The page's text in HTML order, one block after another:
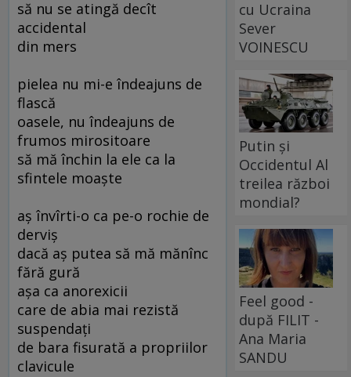
să nu se atingă decît
accidental
din mers
pielea nu mi-e îndeajuns de
flască
oasele, nu îndeajuns de
frumos mirositoare
să mă închin la ele ca la
sfintele moaşte
aş învîrti-o ca pe-o rochie de
derviş
dacă aş putea să mă mănînc
fără gură
aşa ca anorexicii
care de abia mai rezistă
suspendaţi
de bara fisurată a propriilor
clavicule
cu Ucraina
Sever
VOINESCU
Putin și
Occidentul Al
treilea război
mondial?
Feel good -
după FILIT -
Ana Maria
SANDU